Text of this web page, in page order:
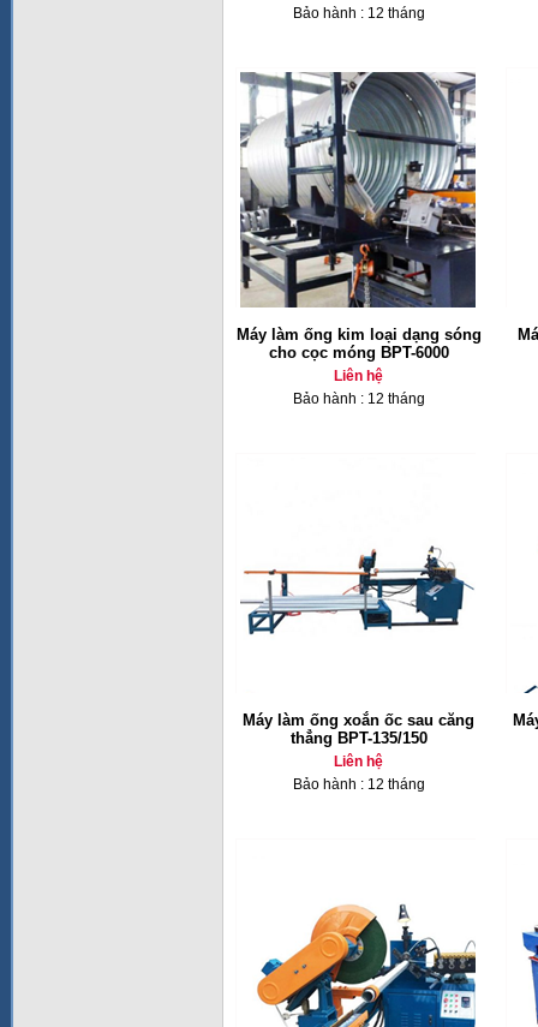
Bảo hành : 12 tháng
Máy làm ống kim loại dạng sóng
cho cọc móng BPT-6000
Liên hệ
Bảo hành : 12 tháng
Máy làm ống xoắn ốc sau căng
thẳng BPT-135/150
Liên hệ
Bảo hành : 12 tháng